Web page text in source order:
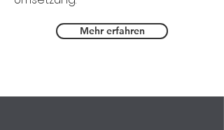
Mehr erfahren